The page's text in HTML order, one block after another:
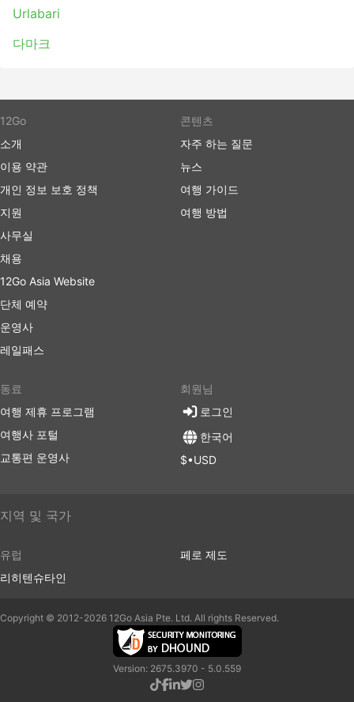
있지만 가장 편안한 승차를 위해 버스 등급을 현명하게 선택
하세요. 가격은 항상 주행 거리와 버스 유형에 따라 다릅니
다. 일부 단거리 여행의 경우, 일반 버스로 여행하는 데 소요
버스 여행 장단점
버스는 기차나 비행기로 갈 수 없는 여행지로 가는 최
고의 선택입니다. 버스 네트워크는 종종 거의 전국을
포괄하며 버스 노선은 잘 정립되어 있습니다.
니다. 수하물 허용 한도는 일반적으로 매우 여행자 친
대한 요금은 일반적으로 그리 높지 않습니다.
할 수 있습니다. 여행자들은 다양한 예산의 좌석을 선
수 있고 최고의 편안함을 제공하지는 않지만 견딜만하
며 목적지까지 데려다줍니다. 장거리 노선을 이용할
경우, 화장실에 갈 수 있는 시간이 주어지며 간식, 물,
때로는 세면 도구와 담요가 거의 포함됩니다.
더 많은 비용을 지출할 준비가 되셨다면 일부 VIP 버
니스 클래스에 버금가는 좌석을 제공하여 즐거운 여행
을 만들어 드립니다.
버스 여행 단점
할 수 있도록 더 큰 고속도로에 가까운 도시 외곽에 위
치하는 경우가 많습니다. 불행히도 여행자에게도 추가
적인 어려움이 생길 수 있습니다.이러한 터미널로 가
는 것이 어려울 수 있습니다. 일부 목적지에서는 터미
널에 들어갈 수 있는 차량에 대한 제한이 있으며 거기
Urlabari
다마크
12Go
소개
이용 약관
개인 정보 보호 정책
지원
사무실
채용
12Go Asia Website
단체 예약
운영사
레일패스
콘텐츠
자주 하는 질문
뉴스
여행 가이드
여행 방법
동료
여행 제휴 프로그램
여행사 포털
교통편 운영사
회원님
로그인
한국어
$•USD
지역 및 국가
유럽
리히텐슈타인
페로 제도
Copyright © 2012-2026 12Go Asia Pte. Ltd. All rights Reserved.
Version: 2675.3970 - 5.0.559